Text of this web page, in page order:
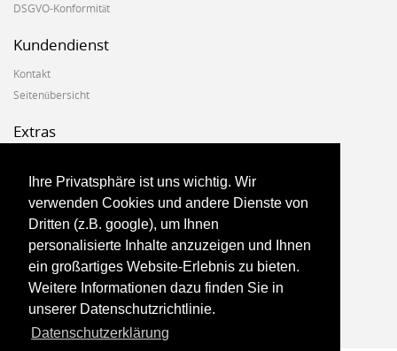
Ihre Privatsphäre ist uns wichtig. Wir
verwenden Cookies und andere Dienste von
Dritten (z.B. google), um Ihnen
personalisierte Inhalte anzuzeigen und Ihnen
ein großartiges Website-Erlebnis zu bieten.
Weitere Informationen dazu finden Sie in
unserer Datenschutzrichtlinie.
Datenschutzerklärung
DSGVO-Konformität
Kundendienst
Kontakt
Seitenübersicht
Extras
Geschenkgutscheine
Angebote
Konto
Konto
Auftragsverlauf
Newsletter